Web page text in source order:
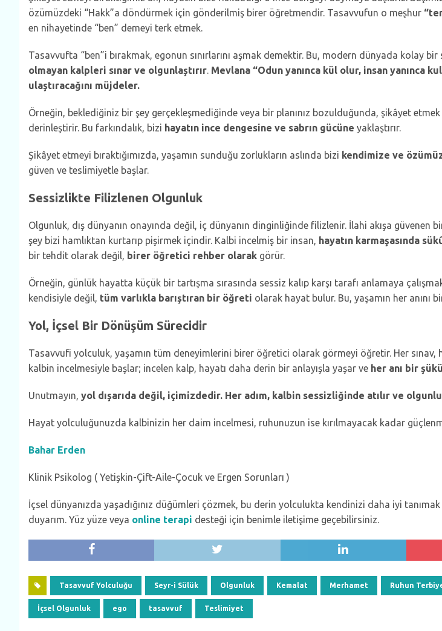
özümüzdeki “Hakk”a döndürmek için gönderilmiş birer öğretmendir. Tasavvufun o meşhur
en nihayetinde “ben” demeyi terk etmek.
Tasavvufta “ben”i bırakmak, egonun sınırlarını aşmak demektir. Bu, modern dünyada kolay
olmayan kalpleri sınar ve olgunlaştırır. Mevlana “Odun yanınca kül olur, insan yanınca
ulaştıracağını müjdeler.
Örneğin, beklediğiniz bir şey gerçekleşmediğinde veya bir planınız bozulduğunda, şikâyet
derinleştirir. Bu farkındalık, bizi hayatın ince dengesine ve sabrın gücüne yaklaştırır.
Şikâyet etmeyi bıraktığımızda, yaşamın sunduğu zorlukların aslında bizi kendimize ve
güven ve teslimiyetle başlar.
Sessizlikte Filizlenen Olgunluk
Olgunluk, dış dünyanın onayında değil, iç dünyanın dinginliğinde filizlenir. İlahi akışa güvenen
şey bizi hamlıktan kurtarıp pişirmek içindir. Kalbi incelmiş bir insan, hayatın karmaşasında
bir tehdit olarak değil, birer öğretici rehber olarak görür.
Örneğin, günlük hayatta küçük bir tartışma sırasında sessiz kalıp karşı tarafı anlamaya
kendisiyle değil, tüm varlıkla barıştıran bir öğreti olarak hayat bulur. Bu, yaşamın her anını
Yol, İçsel Bir Dönüşüm Sürecidir
Tasavvufi yolculuk, yaşamın tüm deneyimlerini birer öğretici olarak görmeyi öğretir. Her sınav,
kalbin incelmesiyle başlar; incelen kalp, hayatı daha derin bir anlayışla yaşar ve her anı bir
Unutmayın, yol dışarıda değil, içimizdedir. Her adım, kalbin sessizliğinde atılır ve
Hayat yolculuğunuzda kalbinizin her daim incelmesi, ruhunuzun ise kırılmayacak kadar
Bahar Erden
Klinik Psikolog ( Yetişkin-Çift-Aile-Çocuk ve Ergen Sorunları )
İçsel dünyanızda yaşadığınız düğümleri çözmek, bu derin yolculukta kendinizi daha iyi
duyarım. Yüz yüze veya online terapi desteği için benimle iletişime geçebilirsiniz.
Tasavvuf Yolculuğu Seyr-i Sülük Olgunluk Kemalat Merhamet Ruhun
İçsel Olgunluk ego tasavvuf Teslimiyet